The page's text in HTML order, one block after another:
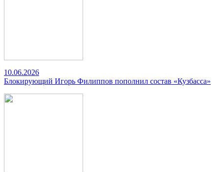
10.06.2026
Блокирующий Игорь Филиппов пополнил состав «Кузбасса»